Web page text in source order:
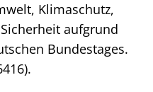
Klimaschutz,
aufgrund
Bundestages.